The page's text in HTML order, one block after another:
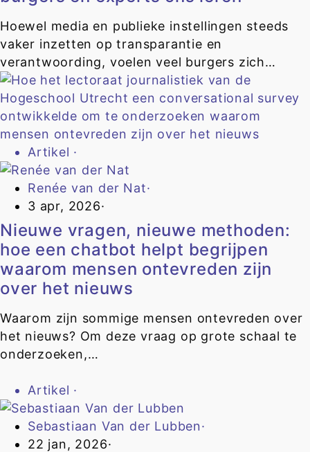
Hoewel media en publieke instellingen steeds
vaker inzetten op transparantie en
verantwoording, voelen veel burgers zich…
Artikel ·
Renée van der Nat·
3 apr, 2026·
Nieuwe vragen, nieuwe methoden:
hoe een chatbot helpt begrijpen
waarom mensen ontevreden zijn
over het nieuws
Waarom zijn sommige mensen ontevreden over
het nieuws? Om deze vraag op grote schaal te
onderzoeken,…
Artikel ·
Sebastiaan Van der Lubben·
22 jan, 2026·